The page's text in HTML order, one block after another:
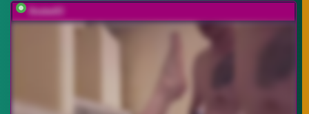
0netw03